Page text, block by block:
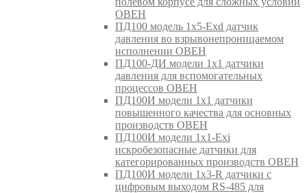
ОВЕН
ПД100 модель 1х5-Exd датчик
давления во взрывонепроницаемом
исполнении ОВЕН
ПД100-ДИ модели 1х1 датчики
давления для вспомогательных
процессов ОВЕН
ПД100И модели 1х1 датчики
повышенного качества для основных
производств ОВЕН
ПД100И модели 1х1-Exi
искробезопасные датчики для
категорированных производств ОВЕН
ПД100И модели 1х3-R датчики с
цифровым выходом RS-485 для